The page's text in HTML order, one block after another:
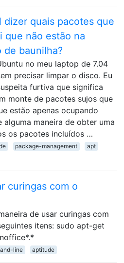
dizer quais pacotes que
que não estão na
de baunilha?
no meu laptop de 7.04
precisar limpar o disco. Eu
furtiva que significa
monte de pacotes sujos que
estão apenas ocupando
alguma maneira de obter uma
os pacotes incluídos …
package-management
apt
curingas com o
de usar curingas com
itens: sudo apt-get
line aptitude